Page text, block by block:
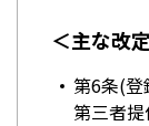
＜主な改
第6条(登
第三者